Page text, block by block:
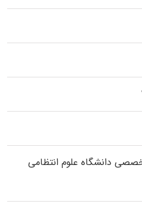
داﻧﺸﮕﺎه ﻋﻠﻮم انتظامی